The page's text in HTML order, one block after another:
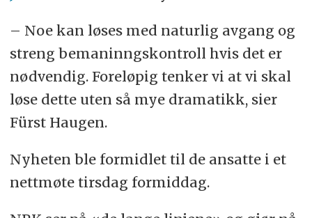
– Noe kan løses med naturlig avgang og
streng bemaninngskontroll hvis det er
nødvendig. Foreløpig tenker vi at vi skal
løse dette uten så mye dramatikk, sier
Fürst Haugen.
Nyheten ble formidlet til de ansatte i et
nettmøte tirsdag formiddag.